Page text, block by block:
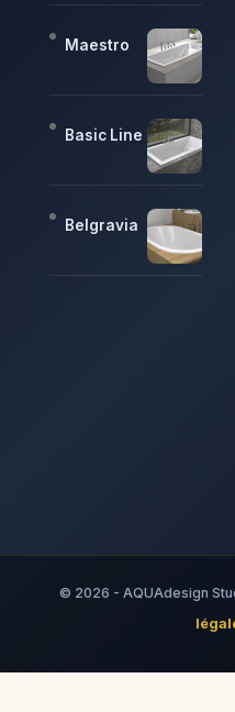
Maestro
Basic Line
Belgravia
© 2026 - AQUAdesign